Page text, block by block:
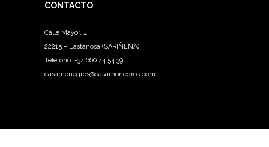
CONTACTO
Calle Mayor, 4
22215 – Lastanosa (SARIÑENA)
Teléfono: +34 660 44 54 39
casamonegros@casamonegros.com